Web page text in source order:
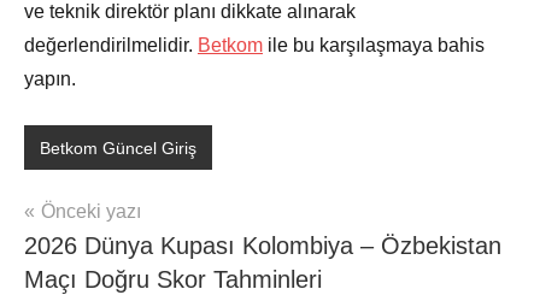
ve teknik direktör planı dikkate alınarak
değerlendirilmelidir. Betkom ile bu karşılaşmaya bahis
yapın.
Betkom Güncel Giriş
Yazı
gezinmesi
Önceki yazı
2026 Dünya Kupası Kolombiya – Özbekistan
Maçı Doğru Skor Tahminleri